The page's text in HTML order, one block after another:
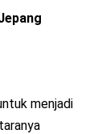
menjadi